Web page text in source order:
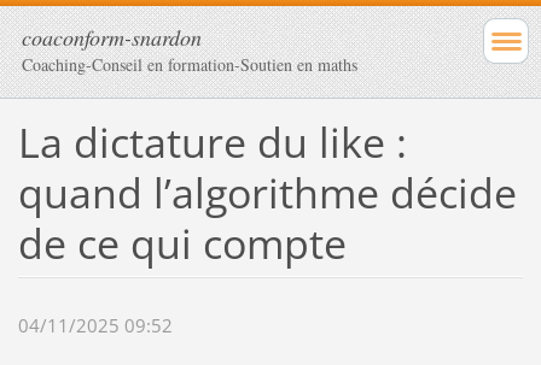
coaconform-snardon
Coaching-Conseil en formation-Soutien en maths
La dictature du like :
quand l’algorithme décide
de ce qui compte
04/11/2025 09:52